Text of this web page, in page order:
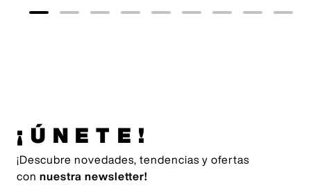
¡ÚNETE!
¡Descubre novedades, tendencias y ofertas
con nuestra newsletter!